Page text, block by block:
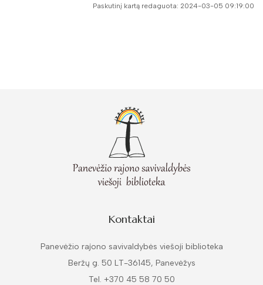
Paskutinį kartą redaguota: 2024-03-05 09:19:00
Kontaktai
Panevėžio rajono savivaldybės viešoji biblioteka
Beržų g. 50 LT-36145, Panevėžys
Tel. +370 45 58 70 50